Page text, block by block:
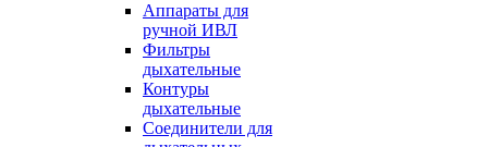
Аппараты для
ручной ИВЛ
Фильтры
дыхательные
Контуры
дыхательные
Соединители для